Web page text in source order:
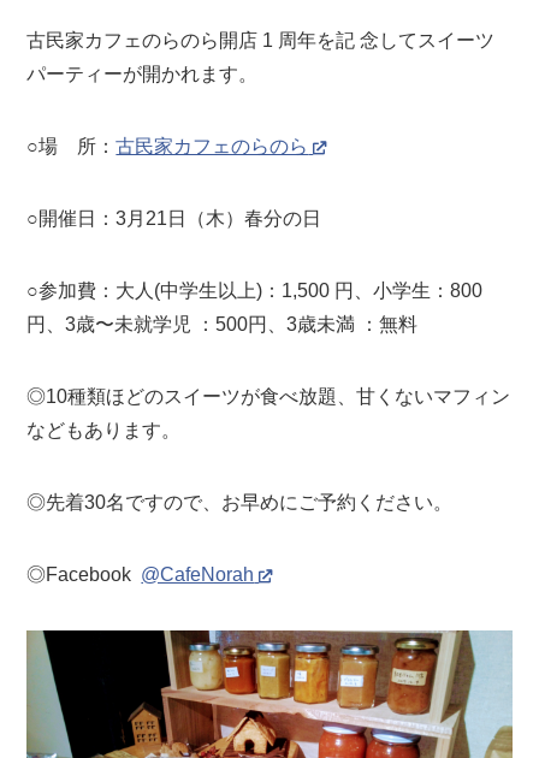
古民家カフェのらのら開店 1 周年を記 念してスイーツ
パーティーが開かれます。
○場 所：古民家カフェのらのら
○開催日：3月21日（木）春分の日
○参加費：大人(中学生以上)：1,500 円、小学生：800
円、3歳〜未就学児 ：500円、3歳未満 ：無料
◎10種類ほどのスイーツが食べ放題、甘くないマフィン
などもあります。
◎先着30名ですので、お早めにご予約ください。
◎Facebook @CafeNorah